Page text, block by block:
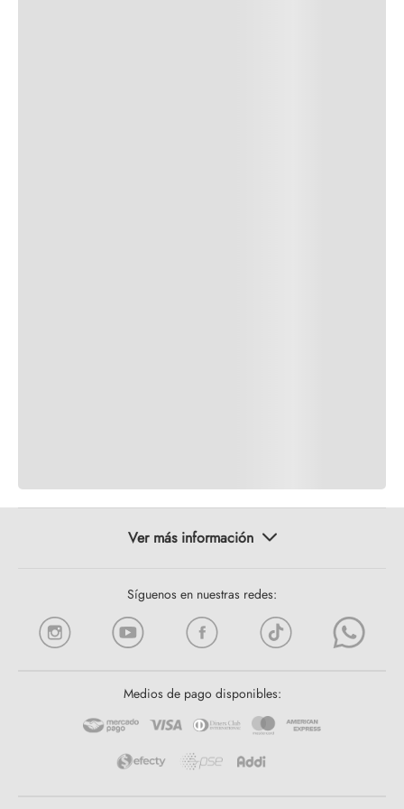
Síguenos en nuestras redes:
Medios de pago disponibles: